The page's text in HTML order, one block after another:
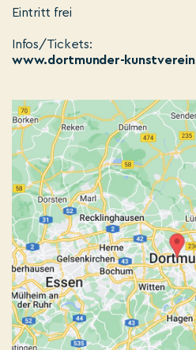
Eintritt frei
Infos/Tickets:
www.dortmunder-